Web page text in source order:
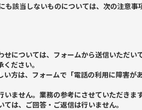
も該当しないものについては、次の注意事
については、フォームから送信いただい
ださい。
方は、フォームで「電話の利用に障害が
ません。業務の参考にさせていただきます
は、ご回答・ご返信は行いません。